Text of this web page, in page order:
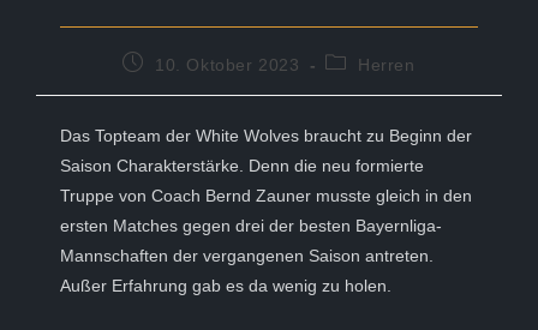
Beitrag10. Oktober 2023
Beitrags-
Herren
Das Topteam der White Wolves braucht zu Beginn der
Saison Charakterstärke. Denn die neu formierte
Truppe von Coach Bernd Zauner musste gleich in den
ersten Matches gegen drei der besten Bayernliga-
Mannschaften der vergangenen Saison antreten.
Außer Erfahrung gab es da wenig zu holen.